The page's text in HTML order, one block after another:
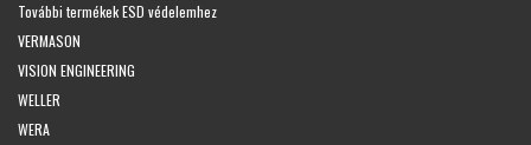
További termékek ESD védelemhez
VERMASON
VISION ENGINEERING
WELLER
WERA